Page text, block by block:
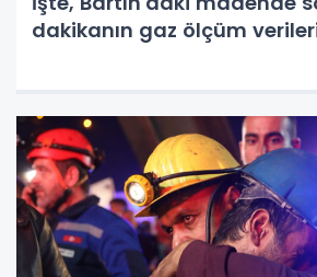
dakikanın gaz ölçüm